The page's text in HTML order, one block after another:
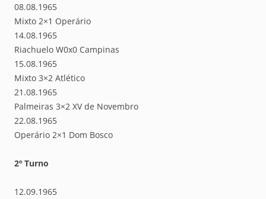
08.08.1965
Mixto 2×1 Operário
14.08.1965
Riachuelo W0x0 Campinas
15.08.1965
Mixto 3×2 Atlético
21.08.1965
Palmeiras 3×2 XV de Novembro
22.08.1965
Operário 2×1 Dom Bosco
2º Turno
12.09.1965